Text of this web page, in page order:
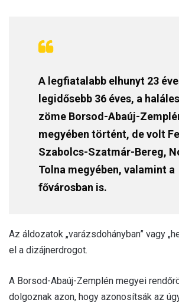
A legfiatalabb elhunyt 23
legidősebb 36 éves, a
zöme Borsod-Abaúj-
megyében történt, de volt
Szabolcs-Szatmár-Bereg,
Tolna megyében, valamint a
fővárosban is.
Az áldozatok „varázsdohányban” vagy
el a dizájnerdrogot.
A Borsod-Abaúj-Zemplén megyei
dolgoznak azon, hogy azonosítsák az